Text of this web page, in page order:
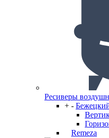
Ресиверы
+ -
Remeza